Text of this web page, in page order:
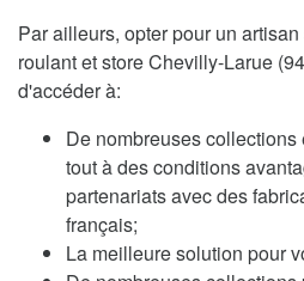
Par ailleurs, opter pour un
roulant et store Chevilly-Larue
d'accéder à:
De nombreuses
tout à des conditions
partenariats avec des
français;
La meilleure solution pour